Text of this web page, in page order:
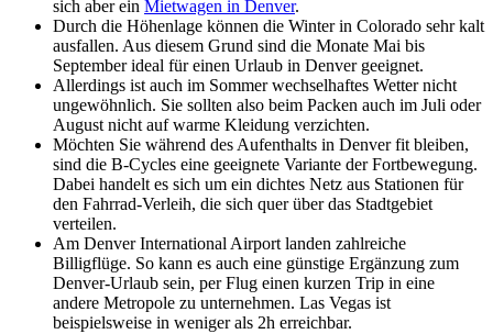
sich aber ein Mietwagen in Denver.
Durch die Höhenlage können die Winter in Colorado sehr kalt
ausfallen. Aus diesem Grund sind die Monate Mai bis
September ideal für einen Urlaub in Denver geeignet.
Allerdings ist auch im Sommer wechselhaftes Wetter nicht
ungewöhnlich. Sie sollten also beim Packen auch im Juli oder
August nicht auf warme Kleidung verzichten.
Möchten Sie während des Aufenthalts in Denver fit bleiben,
sind die B-Cycles eine geeignete Variante der Fortbewegung.
Dabei handelt es sich um ein dichtes Netz aus Stationen für
den Fahrrad-Verleih, die sich quer über das Stadtgebiet
verteilen.
Am Denver International Airport landen zahlreiche
Billigflüge. So kann es auch eine günstige Ergänzung zum
Denver-Urlaub sein, per Flug einen kurzen Trip in eine
andere Metropole zu unternehmen. Las Vegas ist
beispielsweise in weniger als 2h erreichbar.